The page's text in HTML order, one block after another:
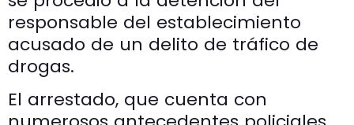
responsable del establecimiento
acusado de un delito de tráfico de
drogas.
El arrestado, que cuenta con